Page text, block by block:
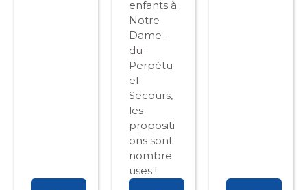
enfants à
Notre-
Dame-
du-
Perpétu
el-
Secours,
les
propositi
ons sont
nombre
uses !